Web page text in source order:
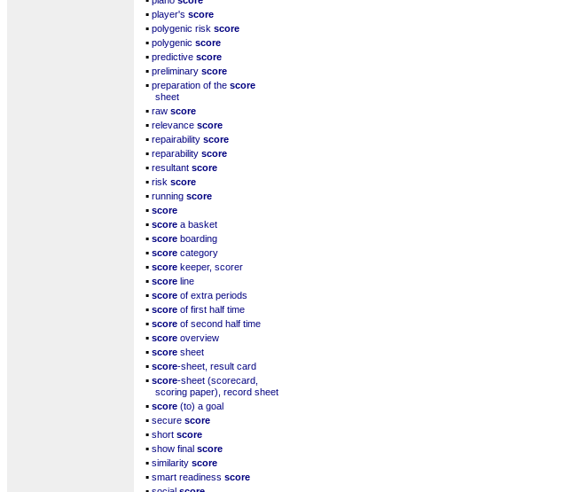
▪ player's score
▪ polygenic risk score
▪ polygenic score
▪ predictive score
▪ preliminary score
▪ preparation of the score
sheet
▪ raw score
▪ relevance score
▪ repairability score
▪ reparability score
▪ resultant score
▪ risk score
▪ running score
▪ score
▪ score a basket
▪ score boarding
▪ score category
▪ score keeper, scorer
▪ score line
▪ score of extra periods
▪ score of first half time
▪ score of second half time
▪ score overview
▪ score sheet
▪ score-sheet, result card
▪ score-sheet (scorecard,
scoring paper), record sheet
▪ score (to) a goal
▪ secure score
▪ short score
▪ show final score
▪ similarity score
▪ smart readiness score